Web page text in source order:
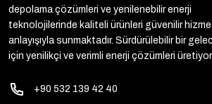
depolama çözümleri ve yenilenebilir enerji
teknolojilerinde kaliteli ürünleri güvenilir
anlayışıyla sunmaktadır. Sürdürülebilir bir
için yenilikçi ve verimli enerji çözümleri
+90 532 139 42 40